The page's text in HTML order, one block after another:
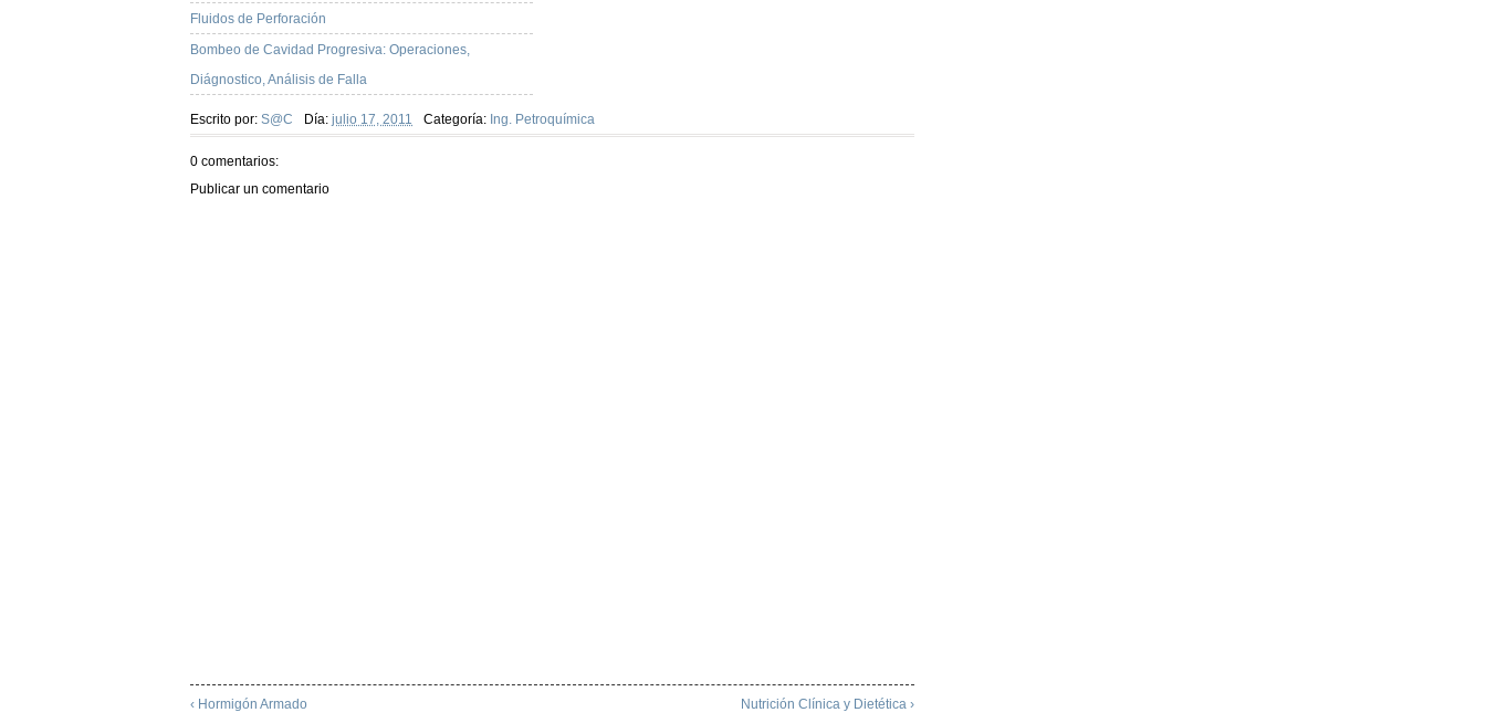
Fluidos de Perforación
Bombeo de Cavidad Progresiva: Operaciones,
Diágnostico, Análisis de Falla
Escrito por: S@C Día: julio 17, 2011 Categoría: Ing. Petroquímica
0 comentarios:
Publicar un comentario
‹ Hormigón Armado Nutrición Clínica y Dietética ›